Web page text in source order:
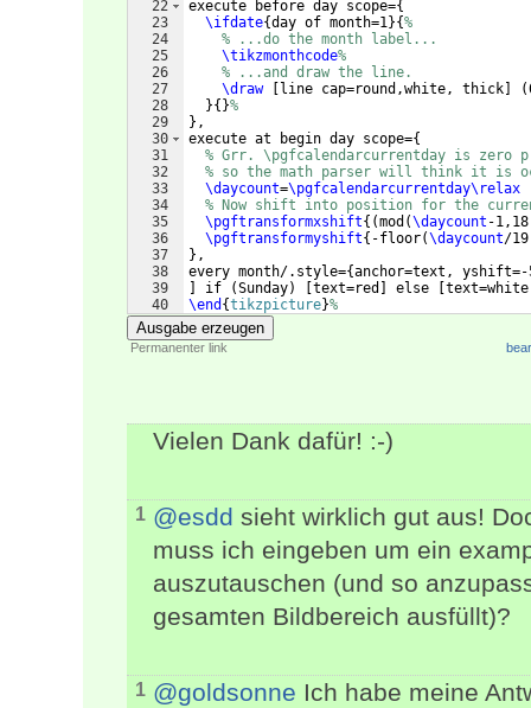
22
23
24
25
26
27
28
29
30
31
32
33
34
35
36
37
38
39
40
41
execute before day scope={
\ifdate{day of month=1}{%
% ...do the month label...
\tikzmonthcode%
% ...and draw the line.
\draw
line cap=round,white, thick (
}{ }%
} ,
execute at begin day scope={
% Grr. \pgfcalendarcurrentday is zero
% so the math parser will think it is
\daycount=\pgfcalendarcurrentday\relax
% Now shift into position for the
\pgftransformxshift{(mod (\daycount -1,18
\pgftransformyshift{ -floor(\daycount/19
} ,
every month/.style={anchor=text,
if (Sunday) text=red else text=white
\end {tikzpicture}%
\vspace{.5cm
Ausgabe erzeugen
Permanenter link
Vielen Dank dafür! :-)
1 @esdd sieht wirklich gut aus!
muss ich eingeben um ein
auszutauschen (und so
gesamten Bildbereich ausfüllt)?
1 @goldsonne Ich habe meine